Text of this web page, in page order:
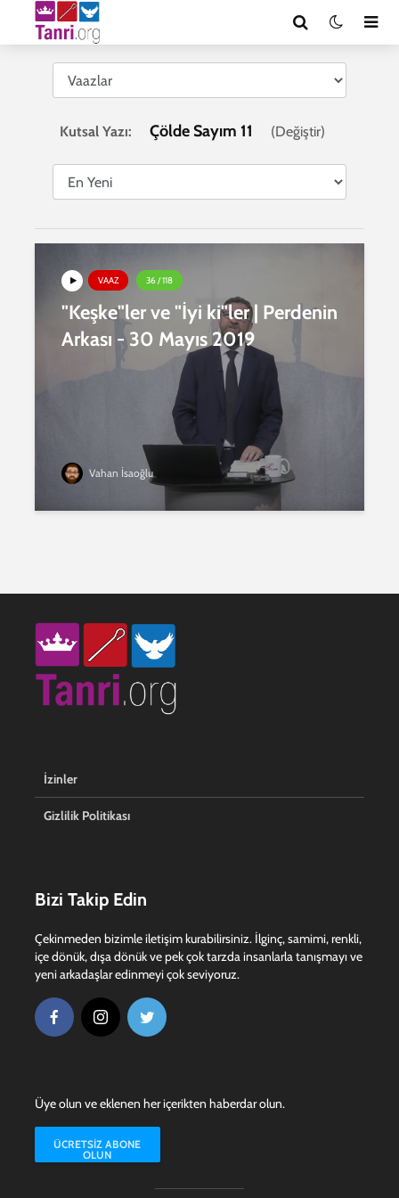
Kutsal Yazı: Çölde Sayım 11 (Değiştir)
VAAZ 36 / 118
"Keşke"ler ve "İyi ki"ler | Perdenin
Arkası - 30 Mayıs 2019
Vahan İsaoğlu
İzinler
Gizlilik Politikası
Bizi Takip Edin
Çekinmeden bizimle iletişim kurabilirsiniz. İlginç, samimi, renkli,
içe dönük, dışa dönük ve pek çok tarzda insanlarla tanışmayı ve
yeni arkadaşlar edinmeyi çok seviyoruz.
Üye olun ve eklenen her içerikten haberdar olun.
ÜCRETSIZ ABONE
OLUN